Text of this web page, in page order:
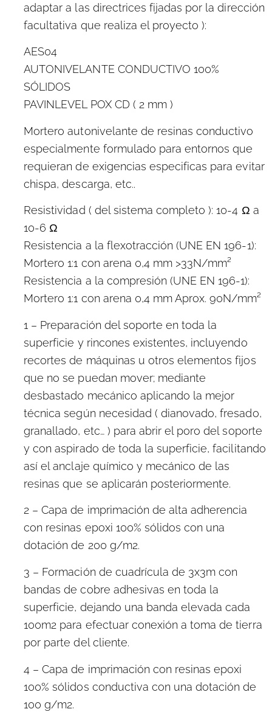
adaptar a las directrices fijadas por la dirección
facultativa que realiza el proyecto ):
AES04
AUTONIVELANTE CONDUCTIVO 100%
SÓLIDOS
PAVINLEVEL POX CD ( 2 mm )
Mortero autonivelante de resinas conductivo
especialmente formulado para entornos que
requieran de exigencias especificas para evitar
chispa, descarga, etc..
Resistividad ( del sistema completo ): 10-4 Ω a
10-6 Ω
Resistencia a la flexotracción (UNE EN 196-1):
Mortero 1:1 con arena 0,4 mm >33N/mm²
Resistencia a la compresión (UNE EN 196-1):
Mortero 1:1 con arena 0,4 mm Aprox. 90N/mm²
1 – Preparación del soporte en toda la
superficie y rincones existentes, incluyendo
recortes de máquinas u otros elementos fijos
que no se puedan mover; mediante
desbastado mecánico aplicando la mejor
técnica según necesidad ( dianovado, fresado,
granallado, etc… ) para abrir el poro del soporte
y con aspirado de toda la superficie, facilitando
así el anclaje químico y mecánico de las
resinas que se aplicarán posteriormente.
2 – Capa de imprimación de alta adherencia
con resinas epoxi 100% sólidos con una
dotación de 200 g/m2.
3 – Formación de cuadrícula de 3x3m con
bandas de cobre adhesivas en toda la
superficie, dejando una banda elevada cada
100m2 para efectuar conexión a toma de tierra
por parte del cliente.
4 – Capa de imprimación con resinas epoxi
100% sólidos conductiva con una dotación de
100 g/m2.